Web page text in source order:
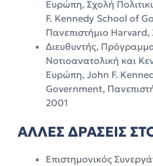
Ευρώπη, Σχολή
F. Kennedy School of
Πανεπιστήμιο
Διευθυντής,
Νοτιοανατολική και
Ευρώπη, John F.
Government,
2001
ΑΛΛΕΣ ΔΡΑΣΕΙΣ
Επιστημονικός